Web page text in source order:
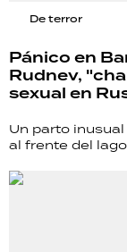
De terror
Pánico en
Rudnev,
sexual en
Un parto
al frente del